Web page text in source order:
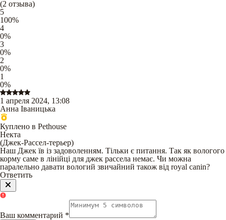
(2 отзыва)
5
100%
4
0%
3
0%
2
0%
1
0%
1 апреля 2024, 13:08
Анна Іваницька
Куплено в Pethouse
Некта
(Джек-Рассел-терьер)
Наш Джек їв із задоволенням. Тільки є питання. Так як вологого
корму саме в лінійці для джек рассела немає. Чи можна
паралельно давати вологий звичайний також від royal canin?
Ответить
Ваш комментарий *